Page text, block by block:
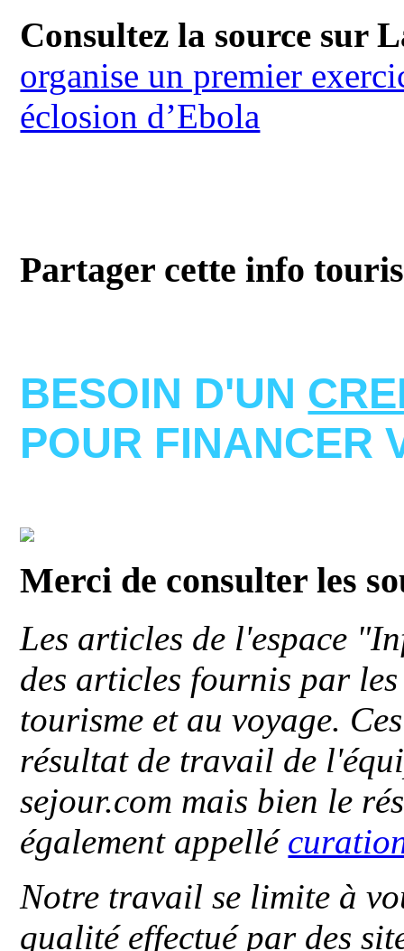
Consultez la source sur
organise un premier
éclosion d’Ebola
Partager cette info
BESOIN D'UN
POUR FINANCER
Merci de consulter les
Les articles de l'espace
des articles fournis par
tourisme et au voyage.
résultat de travail de
sejour.com mais bien le
également appellé
Notre travail se limite à
qualité effectué par des